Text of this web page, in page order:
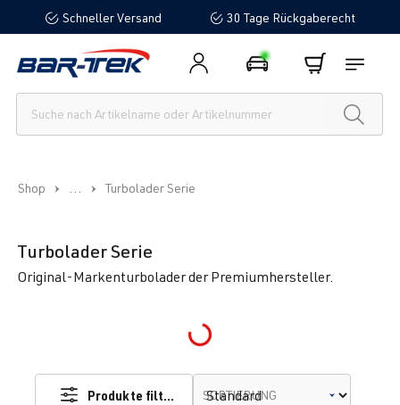
springenSchneller Versand 30 Tage Rückgaberecht
Shop ... Turbolader Serie
Turbolader Serie
Original-Markenturbolader der Premiumhersteller.
Loading...
Produkte filtern SORTIERUNG